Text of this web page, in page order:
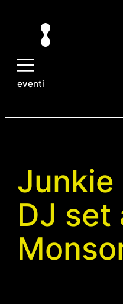
contenuto
eventi
Junkie
DJ set